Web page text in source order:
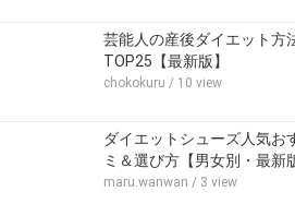
芸能人の産後ダイエット方
TOP25【最新版】
chokokuru / 10 view
ダイエットシューズ人気お
ミ＆選び方【男女別・最新
maru.wanwan / 3 view